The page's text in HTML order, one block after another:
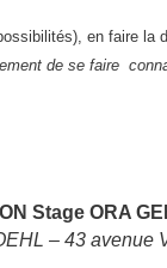
en faire la
de se faire
Stage ORA
– 43 avenue